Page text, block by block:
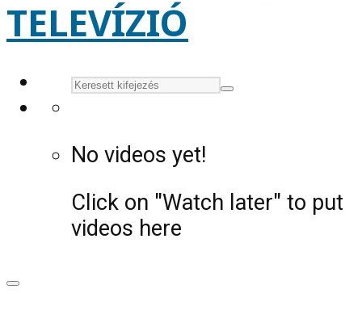
No videos yet!
Click on "Watch later" to put
videos here